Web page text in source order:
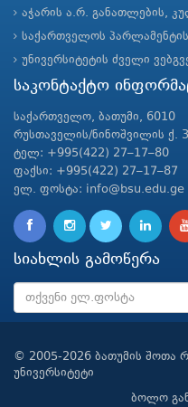
აჭარის ა.რ. განათლების,
საქართველოს
უნივერსიტეტის ძველი
საკონტაქტო
საქართველო, ბათუმი, 6010
რუსთაველის/ნინოშვილის ქ.
ტელ: +995(422) 27–17–80
ფაქსი: +995(422) 27–17–87
ელ. ფოსტა: info@bsu.edu.ge
სიახლის გამოწერა
© 2005-2026 ბათუმის შოთა
უნივერსიტეტი
ბოლო